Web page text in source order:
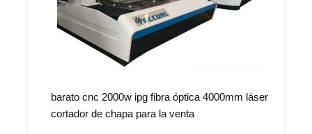
barato cnc 2000w ipg fibra óptica 4000mm láser
cortador de chapa para la venta